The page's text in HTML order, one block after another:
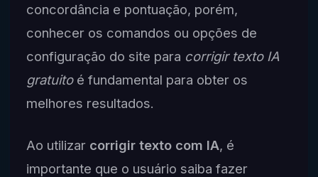
concordância e pontuação, porém,
conhecer os comandos ou opções de
configuração do site para corrigir texto IA
gratuitoé fundamental para obter os
melhores resultados.
Ao utilizar corrigir texto com IA, é
importante que o usuário saiba fazer